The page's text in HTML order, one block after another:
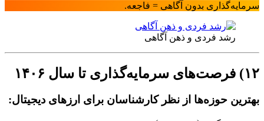
سرمایه‌گذاری بدون آگاهی = فاجعه.
رشد فردی و ذهن آگاهی
۱۲) فرصت‌های سرمایه‌گذاری تا سال ۱۴۰۶
بهترین حوزه‌ها از نظر کارشناسان برای ارزهای دیجیتال: